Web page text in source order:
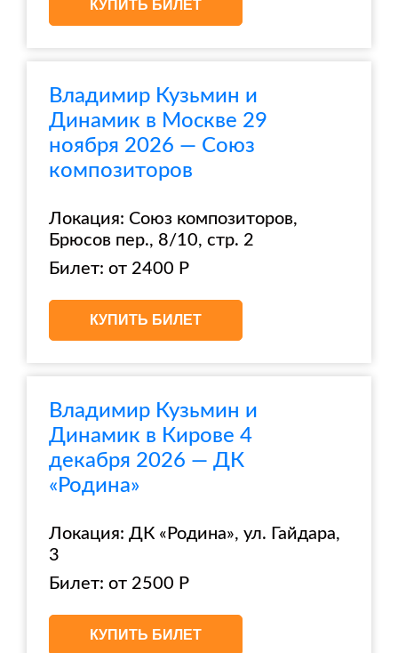
КУПИТЬ БИЛЕТ
Владимир Кузьмин и
Динамик в Москве 29
ноября 2026 — Союз
композиторов
Локация: Союз композиторов,
Брюсов пер., 8/10, стр. 2
Билет: от 2400 Р
КУПИТЬ БИЛЕТ
Владимир Кузьмин и
Динамик в Кирове 4
декабря 2026 — ДК
«Родина»
Локация: ДК «Родина», ул. Гайдара,
3
Билет: от 2500 Р
КУПИТЬ БИЛЕТ